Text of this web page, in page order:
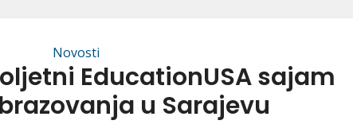
Novosti
EducationUSA sajam
u Sarajevu